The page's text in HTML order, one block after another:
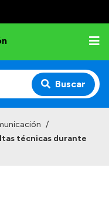
Buscar
/
técnicas durante